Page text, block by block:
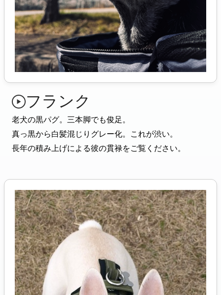
フランク
老犬の黒パグ。三本脚でも俊足。
真っ黒から白髪混じりグレー化。これが渋い。
長年の積み上げによる彼の貫禄をご覧ください。